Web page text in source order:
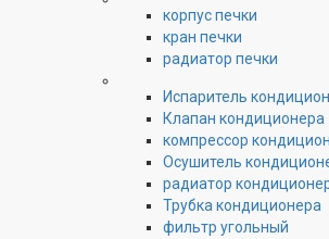
корпус печки
кран печки
радиатор печки
Испаритель
Клапан кондиционера
компрессор
Осушитель
радиатор
Трубка кондиционера
фильтр угольный